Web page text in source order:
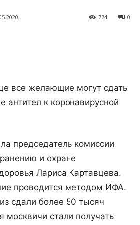
0
774
все желающие могут сдать
антител к коронавирусной
председатель комиссии
и охране
Лариса Картавцева.
проводится методом ИФА.
сдали более 50 тысяч
москвичи стали получать